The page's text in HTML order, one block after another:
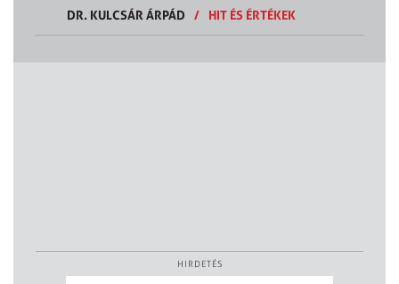
DR. KULCSÁR ÁRPÁD
/ HIT ÉS ÉRTÉKEK
HIRDETÉS